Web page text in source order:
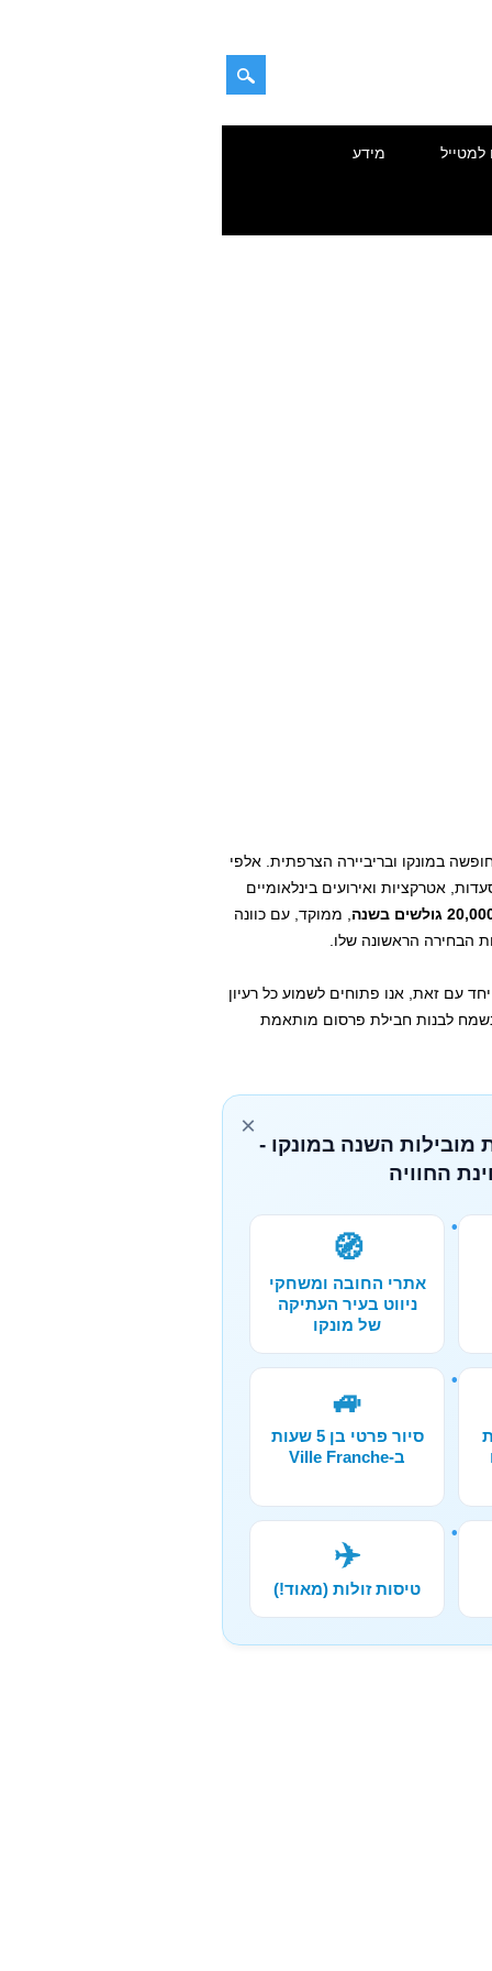
למטייל מידע
במונקו ובריביירה הצרפתית. אלפי
אטרקציות ואירועים בינלאומיים
, ממוקד, עם כוונה
הבחירה הראשונה שלו.
עם זאת, אנו פתוחים לשמוע כל רעיון
לבנות חבילת פרסום מותאמת
×
מובילות השנה במונקו -
החוויה
🧭
אתרי החובה ומשחקי
ניווט בעיר העתיקה
של מונקו
🚙
סיור פרטי בן 5 שעות
ב-Ville Franche
✈️
טיסות זולות (מאוד!)